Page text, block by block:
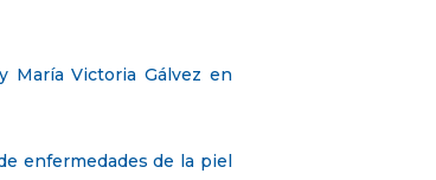
María Victoria Gálvez en
enfermedades de la piel